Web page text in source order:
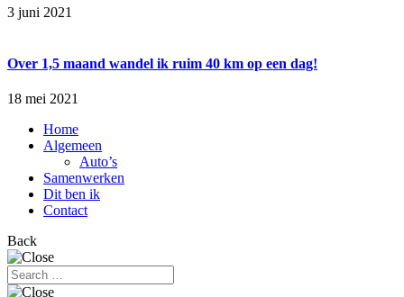
3 juni 2021
Over 1,5 maand wandel ik ruim 40 km op een dag!
18 mei 2021
Home
Algemeen
Auto’s
Samenwerken
Dit ben ik
Contact
Back